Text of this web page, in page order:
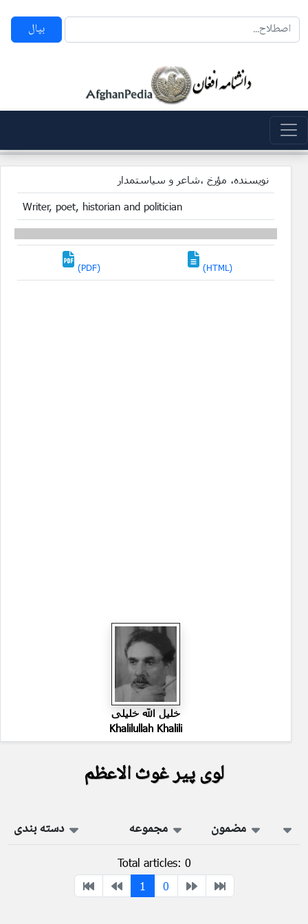
بپال
نویسنده، مؤرخ ،شاعر و سیاستمدار
Writer, poet, historian and politician
(PDF) (HTML)
خلیل الله خلیلی
Khalilullah Khalili
لوی پیر غوث الاعظم
مضمون مجموعه دسته بندی
Total articles: 0
1
0